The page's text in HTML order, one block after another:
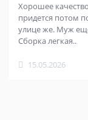
Хорошее
придется потом
улице же. Муж
Сборка легкая..
15.05.2026